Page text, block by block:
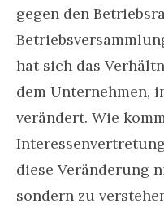
gegen den
hat sich das
dem Unternehmen,
verändert. Wie
diese Veränderung
sondern zu